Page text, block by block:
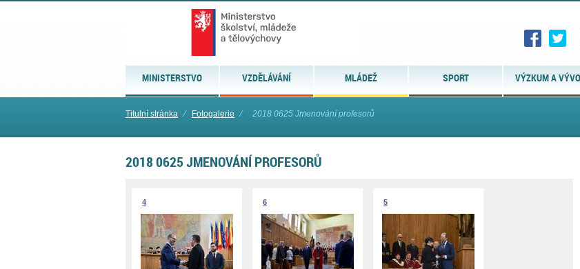
MINISTERSTVO VZDĚLÁVÁNÍ MLÁDEŽ SPORT VÝZKUM A
Titulní stránka ⁄ Fotogalerie ⁄ 2018 0625 Jmenování profesorů
2018 0625 JMENOVÁNÍ PROFESORŮ
4 6 5